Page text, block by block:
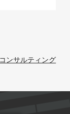
を記載し
コミには良
ことで、
ンサルティング